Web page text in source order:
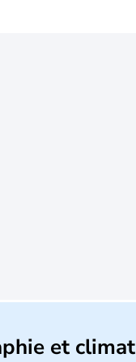
et climat